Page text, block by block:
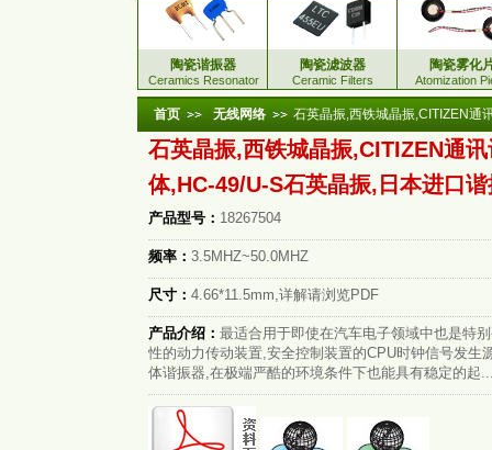
陶瓷谐振器
Ceramics Resonator
陶瓷滤波器
Ceramic Filters
陶瓷雾化
Atomization
首页 无线网络 石英晶振,西铁城晶振,CITIZEN通
石英晶振,西铁城晶振,CITIZEN通
体,HC-49/U-S石英晶振,日本进口
产品型号： 18267504
频率： 3.5MHZ~50.0MHZ
尺寸： 4.66*11.5mm,详解请浏览PDF
产品介绍： 最适合用于即使在汽车电子领域中也是特
性的动力传动装置,安全控制装置的CPU时钟信号发生
体谐振器,在极端严酷的环境条件下也能具有稳定的起